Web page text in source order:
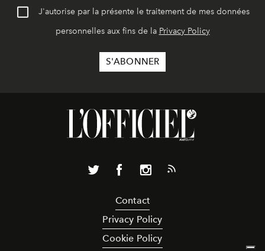
J'autorise par la présente le traitement de mes données
personnelles aux fins de la Privacy Policy
Contact
Privacy Policy
Cookie Policy